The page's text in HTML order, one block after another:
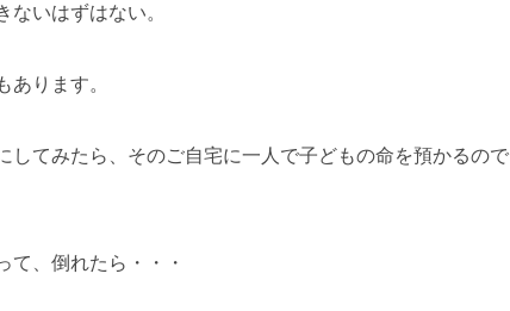
ないはずはない。
あります。
してみたら、そのご自宅に一人で子どもの命を預かるので
て、倒れたら・・・